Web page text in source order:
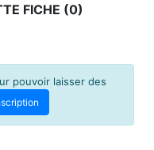
FICHE (0)
pouvoir laisser des